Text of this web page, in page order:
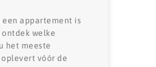
een appartement is
welke
het meeste
vóór de